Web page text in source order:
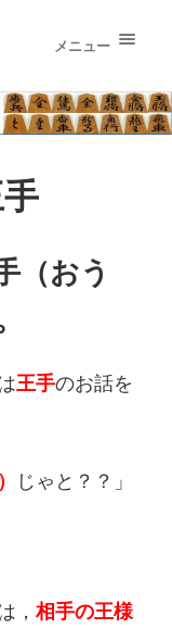
メニュー
（おう
王手のお話を
じゃと？？」
， 相手の王様